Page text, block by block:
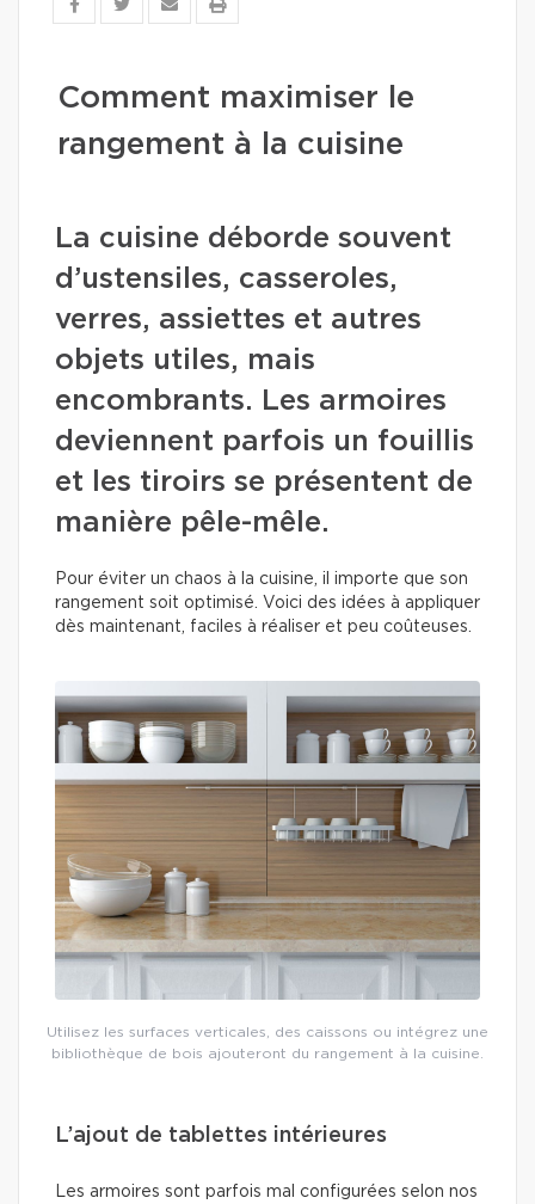
Comment maximiser le
rangement à la cuisine
La cuisine déborde souvent
d’ustensiles, casseroles,
verres, assiettes et autres
objets utiles, mais
encombrants. Les armoires
deviennent parfois un fouillis
et les tiroirs se présentent de
manière pêle-mêle.
Pour éviter un chaos à la cuisine, il importe que son
rangement soit optimisé. Voici des idées à appliquer
dès maintenant, faciles à réaliser et peu coûteuses.
Utilisez les surfaces verticales, des caissons ou intégrez une
bibliothèque de bois ajouteront du rangement à la cuisine.
L’ajout de tablettes intérieures
Les armoires sont parfois mal configurées selon nos